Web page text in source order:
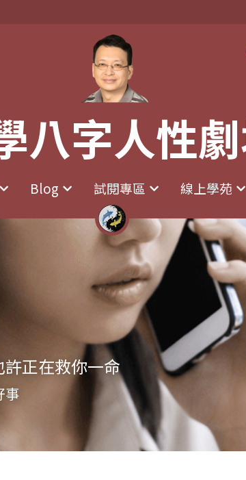
八字人性
Blog 試閱專區 線上學苑
八字人性
Blog 試閱專區 線上學苑
正在救你一命
事